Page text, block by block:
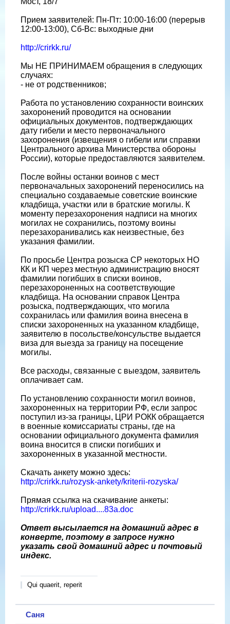
Прием заявителей: Пн-Пт: 10:00-16:00 (перерыв
12:00-13:00), Сб-Вс: выходные дни
http://crirkk.ru/
Мы НЕ ПРИНИМАЕМ обращения в следующих
случаях:
- не от родственников;
Работа по установлению сохранности воинских
захоронений проводится на основании
официальных документов, подтверждающих
дату гибели и место первоначального
захоронения (извещения о гибели или справки
Центрального архива Министерства обороны
России), которые предоставляются заявителем.
После войны останки воинов с мест
первоначальных захоронений переносились на
специально создаваемые советские воинские
кладбища, участки или в братские могилы. К
моменту перезахоронения надписи на многих
могилах не сохранились, поэтому воины
перезахоранивались как неизвестные, без
указания фамилии.
По просьбе Центра розыска СР некоторых НО
КК и КП через местную администрацию вносят
фамилии погибших в списки воинов,
перезахороненных на соответствующие
кладбища. На основании справок Центра
розыска, подтверждающих, что могила
сохранилась или фамилия воина внесена в
списки захороненных на указанном кладбище,
заявителю в посольстве/консульстве выдается
виза для выезда за границу на посещение
могилы.
Все расходы, связанные с выездом, заявитель
оплачивает сам.
По установлению сохранности могил воинов,
захороненных на территории РФ, если запрос
поступил из-за границы, ЦРИ РОКК обращается
в военные комиссариаты страны, где на
основании официального документа фамилия
воина вносится в списки погибших и
захороненных в указанной местности.
Скачать анкету можно здесь:
http://crirkk.ru/rozysk-ankety/kriterii-rozyska/
Прямая ссылка на скачивание анкеты:
http://crirkk.ru/upload....83a.doc
Ответ высылается на домашний адрес в
конверте, поэтому в запросе нужно
указать свой домашний адрес и почтовый
индекс.
Qui quaerit, reperit
Саня